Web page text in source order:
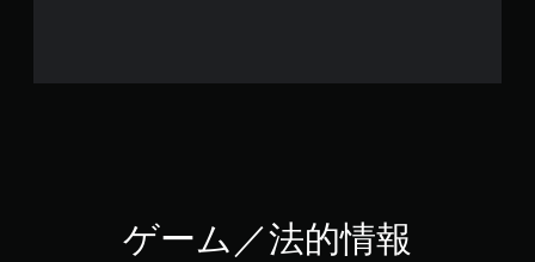
ゲーム／法的情報